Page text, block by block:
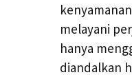
melayani
hanya
diandalkan